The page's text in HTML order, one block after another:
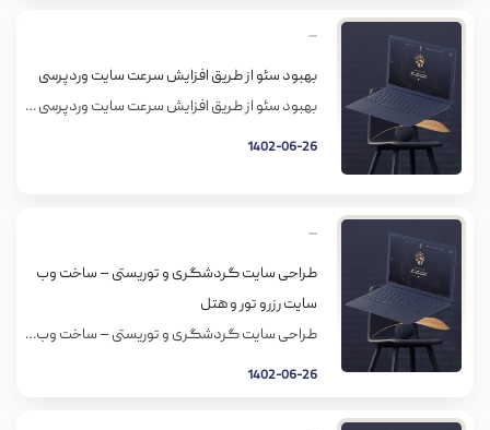
بهبود سئو از طریق افزایش سرعت سایت وردپرسی
بهبود سئو از طریق افزایش سرعت سایت وردپرسی سرعت سایت مهمه. وب­سایتهایی که سریعتر لود میشن کام بازدیدکننده رو تلخ نمیکنند. به جز این، تجربه کاربری رو هم بهتر میکنند، نرخ تبدیل بالاتر و رتبه سرچ بالاتر همه از نتایج سرعت بالای سایته. تو این مقاله، نحوه بهبود سئو از طریق افزایش سرعت وب­سایت وردپرسی […]
1402-06-26
طراحی سایت گردشگری و توریستی – ساخت وب
سایت رزرو تور و هتل
طراحی سایت گردشگری و توریستی – ساخت وب سایت رزرو تور و هتل جهان، جهان گردشگری مجازی هست و هر اندازه به سایت ها و اپلیکیشن های قوی دسترسی داشته باشین، مقصد های گردشگری و فرصت های تفریح بهتری رو برای سیر و سفر در اختیار دارین. هدف ها طراحی سایت برای آژانس ها و […]
1402-06-26